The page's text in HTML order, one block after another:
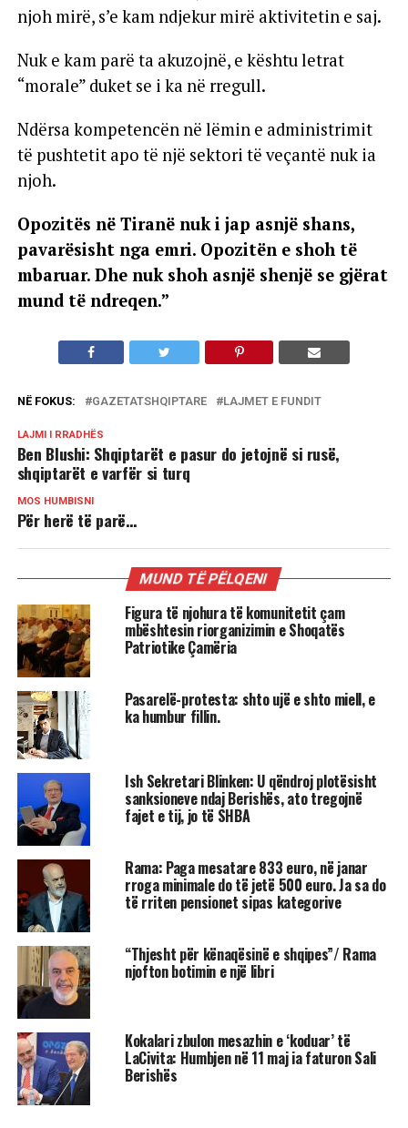
njoh mirë, s’e kam ndjekur mirë aktivitetin e saj.
Nuk e kam parë ta akuzojnë, e kështu letrat
“morale” duket se i ka në rregull.
Ndërsa kompetencën në lëmin e administrimit
të pushtetit apo të një sektori të veçantë nuk ia
njoh.
Opozitës në Tiranë nuk i jap asnjë shans,
pavarësisht nga emri. Opozitën e shoh të
mbaruar. Dhe nuk shoh asnjë shenjë se gjërat
mund të ndreqen.”
NË FOKUS: GAZETATSHQIPTARE LAJMET E FUNDIT
LAJMI I RRADHËS
Ben Blushi: Shqiptarët e pasur do jetojnë si rusë,
shqiptarët e varfër si turq
MOS HUMBISNI
Për herë të parë…
MUND TË PËLQENI
Figura të njohura të komunitetit çam
mbështesin riorganizimin e Shoqatës
Patriotike Çamëria
Pasarelë-protesta: shto ujë e shto miell, e
ka humbur fillin.
Ish Sekretari Blinken: U qëndroj plotësisht
sanksioneve ndaj Berishës, ato tregojnë
fajet e tij, jo të SHBA
Rama: Paga mesatare 833 euro, në janar
rroga minimale do të jetë 500 euro. Ja sa do
të rriten pensionet sipas kategorive
“Thjesht për kënaqësinë e shqipes”/ Rama
njofton botimin e një libri
Kokalari zbulon mesazhin e ‘koduar’ të
LaCivita: Humbjen në 11 maj ia faturon Sali
Berishës